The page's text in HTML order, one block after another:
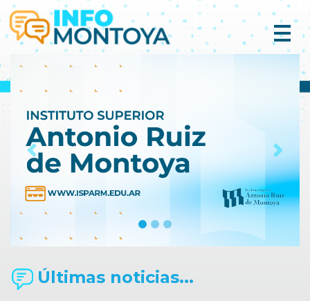
Previous Next
Últimas noticias...